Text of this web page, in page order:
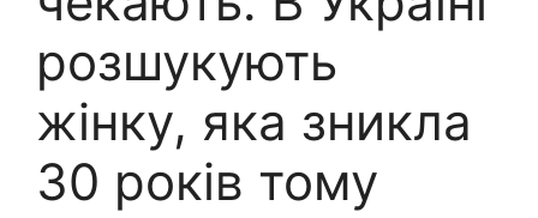
розшукують
жінку, яка зникла
30 років тому